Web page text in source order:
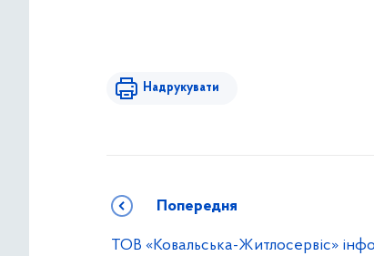
Надрукувати
Попередня
ТОВ «Ковальська-Житлосервіс»